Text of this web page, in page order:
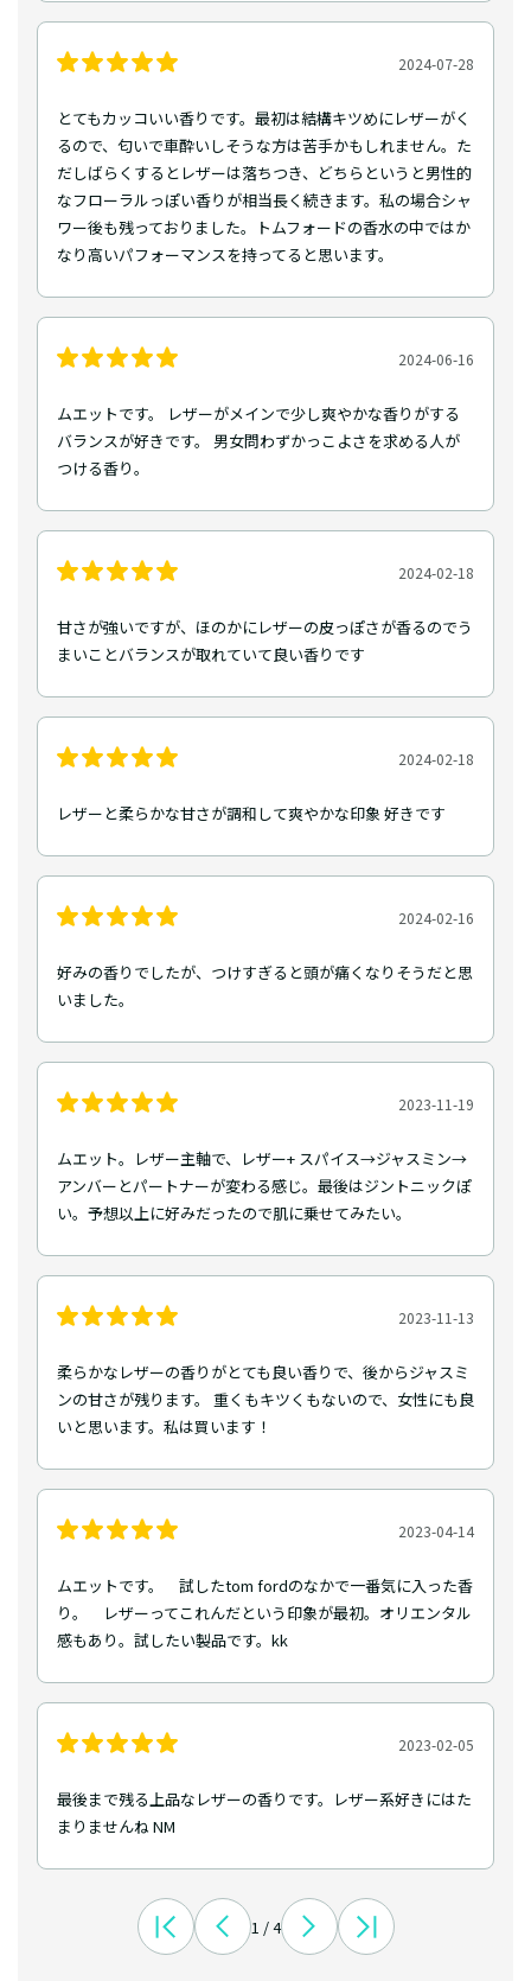
2024-07-28
とてもカッコいい香りです。最初は結構キツめにレザーがく
るので、匂いで車酔いしそうな方は苦手かもしれません。た
だしばらくするとレザーは落ちつき、どちらというと男性的
なフローラルっぽい香りが相当長く続きます。私の場合シャ
ワー後も残っておりました。トムフォードの香水の中ではか
なり高いパフォーマンスを持ってると思います。
2024-06-16
ムエットです。 レザーがメインで少し爽やかな香りがする
バランスが好きです。 男女問わずかっこよさを求める人が
つける香り。
2024-02-18
甘さが強いですが、ほのかにレザーの皮っぽさが香るのでう
まいことバランスが取れていて良い香りです
2024-02-18
レザーと柔らかな甘さが調和して爽やかな印象 好きです
2024-02-16
好みの香りでしたが、つけすぎると頭が痛くなりそうだと思
いました。
2023-11-19
ムエット。レザー主軸で、レザー+ スパイス→ジャスミン→
アンバーとパートナーが変わる感じ。最後はジントニックぽ
い。予想以上に好みだったので肌に乗せてみたい。
2023-11-13
柔らかなレザーの香りがとても良い香りで、後からジャスミ
ンの甘さが残ります。 重くもキツくもないので、女性にも良
いと思います。私は買います！
2023-04-14
ムエットです。 試したtom fordのなかで一番気に入った香
り。 レザーってこれんだという印象が最初。オリエンタル
感もあり。試したい製品です。kk
2023-02-05
最後まで残る上品なレザーの香りです。レザー系好きにはた
まりませんね NM
1 / 4